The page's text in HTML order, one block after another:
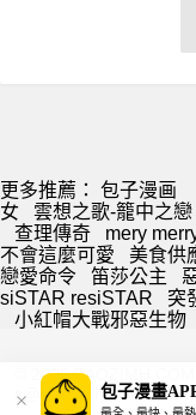
更多推薦： 包子漫画
女
雲想之歌-籠中之戀
查理傳奇
mery
不會這麼可愛
美食供
戀愛命令
笛莎公主
siSTAR resiSTAR
突
小紅帽大戰邪惡生物
包子漫畫
© 2026 BAOZIMH.COM
s@baozimh.com